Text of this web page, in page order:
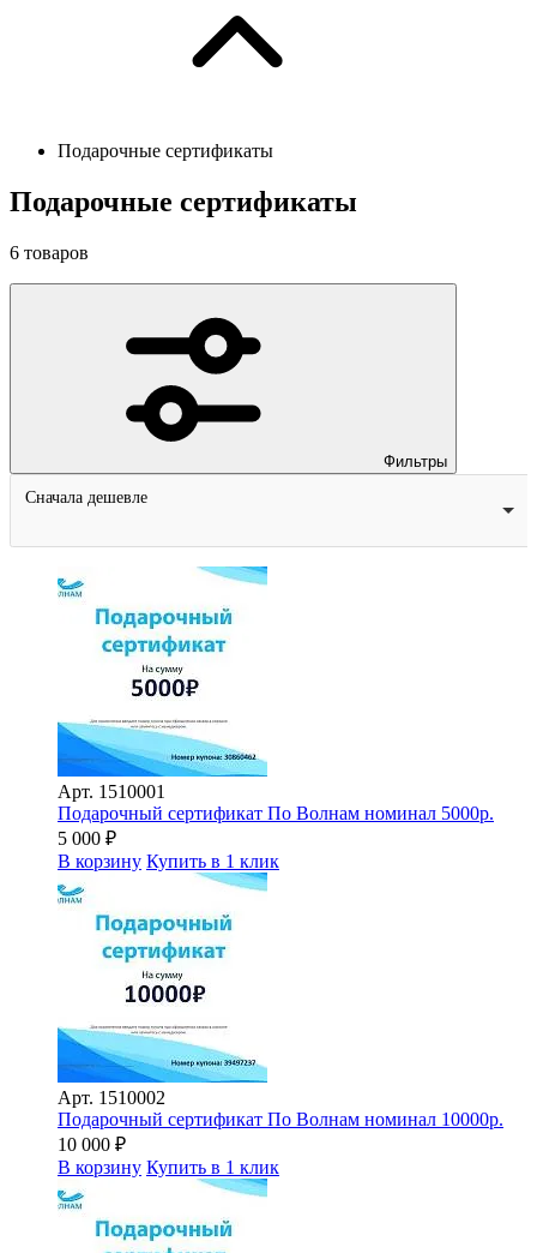
Подарочные сертификаты
Подарочные сертификаты
6 товаров
Фильтры
Сначала дешевле
Арт. 1510001
Подарочный сертификат По Волнам номинал 5000р.
5 000 ₽
В корзину Купить в 1 клик
Арт. 1510002
Подарочный сертификат По Волнам номинал 10000р.
10 000 ₽
В корзину Купить в 1 клик